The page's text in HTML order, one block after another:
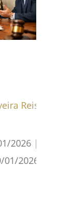
Reis
2026 |
01/2026